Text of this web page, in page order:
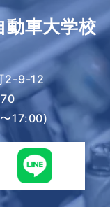
動車大学校
2-9-12
17:00)